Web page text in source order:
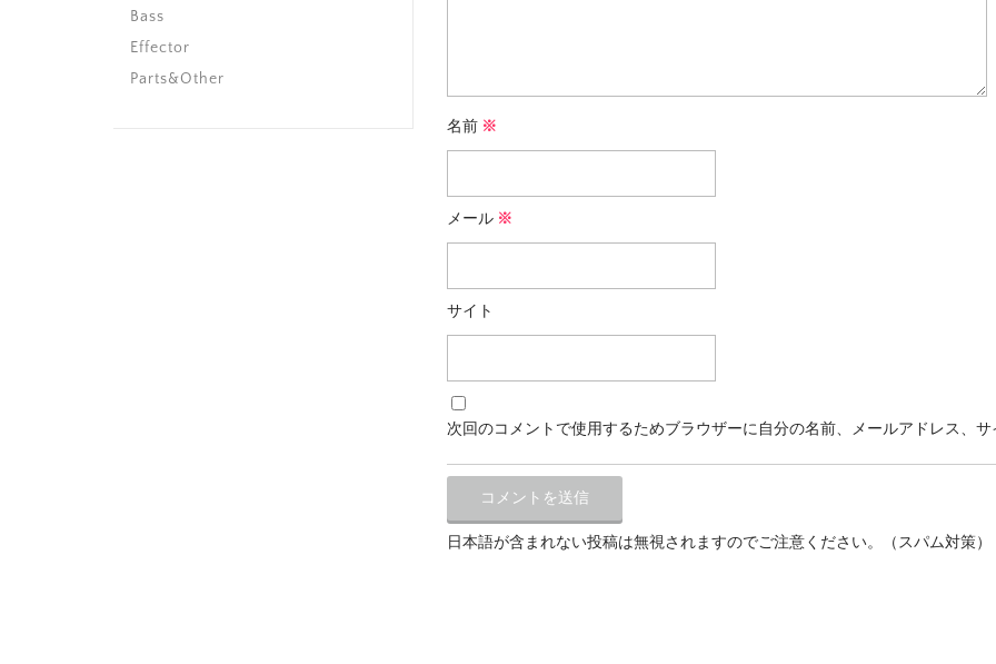
名前 ※
メール ※
サイト
次回のコメントで使用するためブラウザーに自分の名前、メールアドレス、
日本語が含まれない投稿は無視されますのでご注意ください。（スパム対策）
Bass
Effector
Parts&Other